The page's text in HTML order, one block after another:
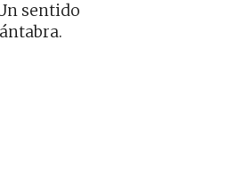
sentido